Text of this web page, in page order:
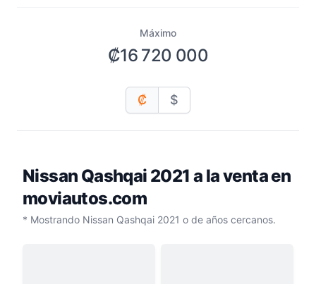
Máximo
₡16 720 000
₡ $
Nissan Qashqai 2021 a la venta en
moviautos.com
* Mostrando Nissan Qashqai 2021 o de años cercanos.